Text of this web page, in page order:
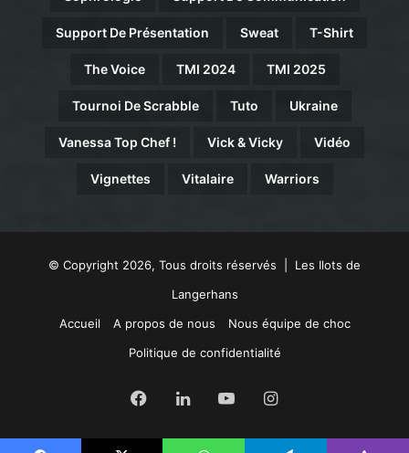
Support De Présentation Sweat T-Shirt
The Voice TMI 2024 TMI 2025
Tournoi De Scrabble Tuto Ukraine
Vanessa Top Chef ! Vick & Vicky Vidéo
Vignettes Vitalaire Warriors
© Copyright 2026, Tous droits réservés | Les Ilots de
Langerhans
Accueil
A propos de nous
Nous équipe de choc
Politique de confidentialité
Facebook
LinkedinYouTubeInstagram